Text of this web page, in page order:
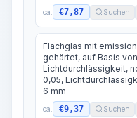
ca. €7,87 Suchen
Flachglas mit
gehärtet, auf Basis
Lichtdurchlässigkeit,
0,05,
6 mm
ca. €9,37 Suchen